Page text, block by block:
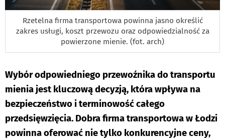
Rzetelna firma transportowa powinna jasno określić
zakres usługi, koszt przewozu oraz odpowiedzialność za
powierzone mienie. (fot. arch)
Wybór odpowiedniego przewoźnika do transportu
mienia jest kluczową decyzją, która wpływa na
bezpieczeństwo i terminowość całego
przedsięwzięcia. Dobra firma transportowa w Łodzi
powinna oferować nie tylko konkurencyjne ceny,